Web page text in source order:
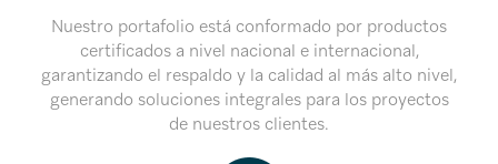
Nuestro portafolio está conformado por productos
certificados a nivel nacional e internacional,
garantizando el respaldo y la calidad al más alto nivel,
generando soluciones integrales para los proyectos
de nuestros clientes.